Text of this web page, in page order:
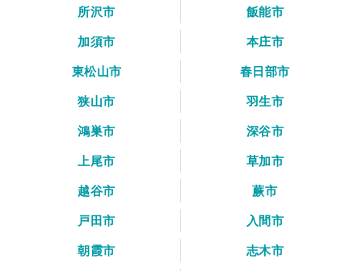
所沢市
飯能市
加須市
本庄市
東松山市
春日部市
狭山市
羽生市
鴻巣市
深谷市
上尾市
草加市
越谷市
蕨市
戸田市
入間市
朝霞市
志木市